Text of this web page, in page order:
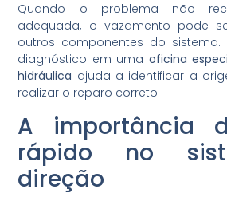
Quando o problema não
adequada, o vazamento pode
outros componentes do sistema.
diagnóstico em uma oficina
hidráulica ajuda a identificar a
realizar o reparo correto.
A importância
rápido no
direção